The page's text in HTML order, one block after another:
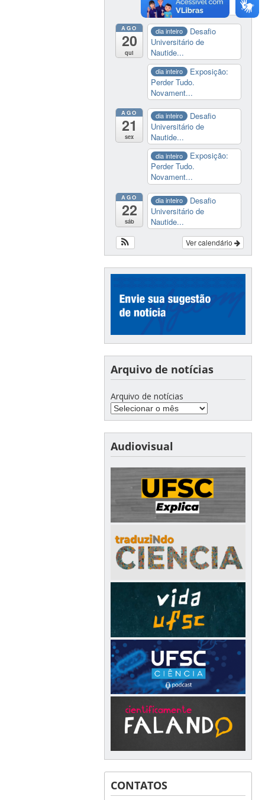
Novament...
AGO
20
qui
dia inteiro
Desafio
Universitário de
Nautide...
dia inteiro
Exposição:
Perder Tudo.
Novament...
AGO
21
sex
dia inteiro
Desafio
Universitário de
Nautide...
dia inteiro
Exposição:
Perder Tudo.
Novament...
AGO
22
sáb
dia inteiro
Desafio
Universitário de
Nautide...
Ver calendário
Arquivo de notícias
Arquivo de notícias
Audiovisual
CONTATOS